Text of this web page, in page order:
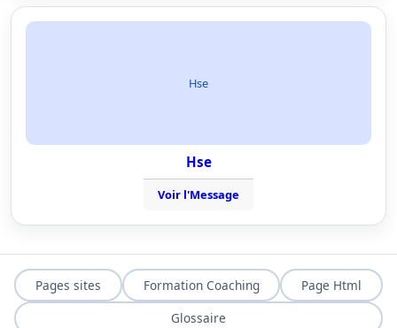
Hse
Hse
Voir l'Message
Pages sites Formation Coaching
Page Html
Glossaire